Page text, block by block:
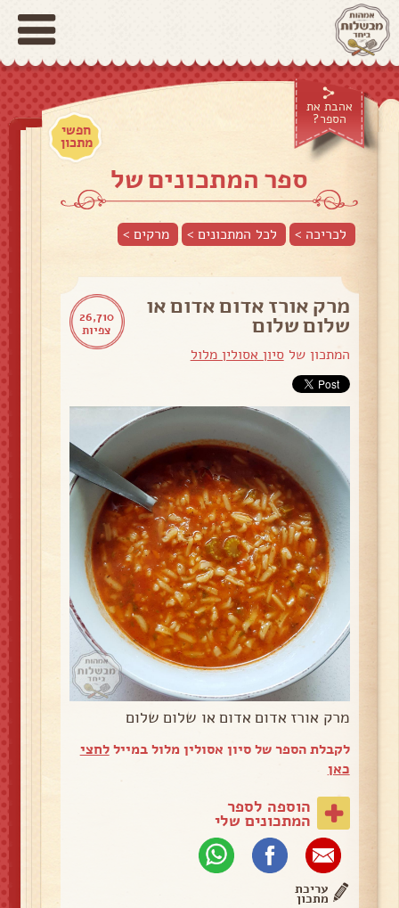
אהבת את
הספר?
חפשי
מתכון
ספר המתכונים של
לכריכה > לכל המתכונים > מרקים>
26,710
צפיות
מרק אורז אדום אדום או
שלום שלום
המתכון שלסיון אסולין מלול
מרק אורז אדום אדום או שלום שלום
לקבלת הספר של סיון אסולין מלול במייללחצי
כאן
הוספה לספר
המתכונים שלי
עריכת
מתכון